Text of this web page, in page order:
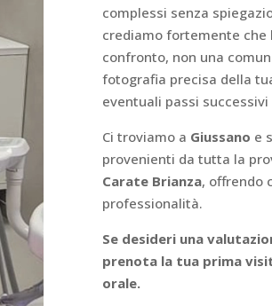
complessi senza
crediamo fortemente che
confronto, non una
fotografia precisa della
eventuali passi
Ci troviamo a Giussano e
provenienti da tutta la
Carate Brianza, offrendo
professionalità.
Se desideri una
prenota la tua prima
orale.